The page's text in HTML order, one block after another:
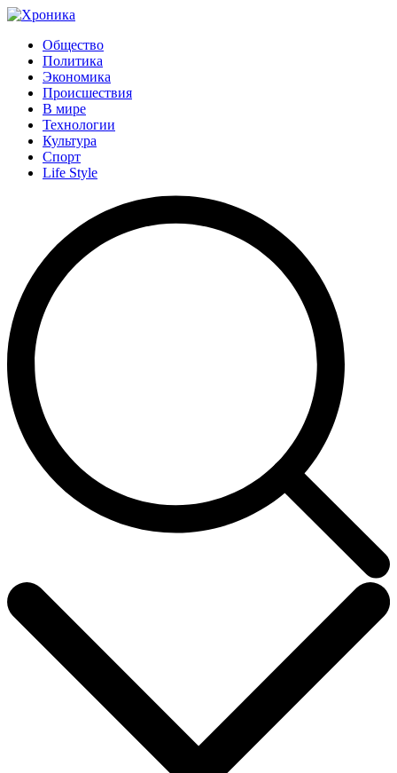
Общество
Политика
Экономика
Происшествия
В мире
Технологии
Культура
Спорт
Life Style